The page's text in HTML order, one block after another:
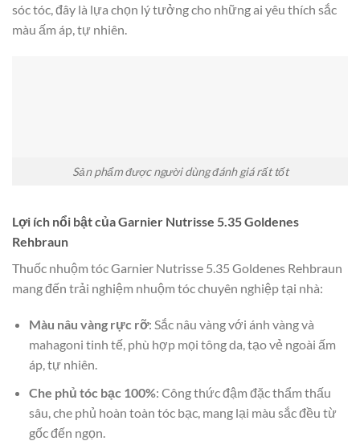
sóc tóc, đây là lựa chọn lý tưởng cho những ai yêu thích sắc
màu ấm áp, tự nhiên.
Sản phẩm được người dùng đánh giá rất tốt
Lợi ích nổi bật của Garnier Nutrisse 5.35 Goldenes
Rehbraun
Thuốc nhuộm tóc Garnier Nutrisse 5.35 Goldenes Rehbraun
mang đến trải nghiệm nhuộm tóc chuyên nghiệp tại nhà:
Màu nâu vàng rực rỡ: Sắc nâu vàng với ánh vàng và
mahagoni tinh tế, phù hợp mọi tông da, tạo vẻ ngoài ấm
áp, tự nhiên.
Che phủ tóc bạc 100%: Công thức đậm đặc thẩm thấu
sâu, che phủ hoàn toàn tóc bạc, mang lại màu sắc đều từ
gốc đến ngọn.